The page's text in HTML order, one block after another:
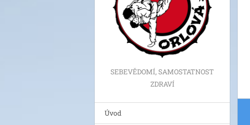
SEBEVĚDOMÍ, SAMOSTATNOST
ZDRAVÍ
Úvod